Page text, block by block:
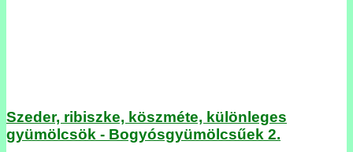
Szeder, ribiszke, köszméte, különleges
gyümölcsök - Bogyósgyümölcsűek 2.